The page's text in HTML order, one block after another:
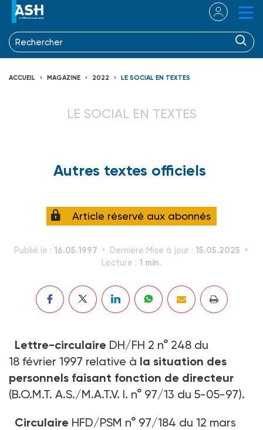
ACCUEIL MAGAZINE 2022 LE SOCIAL EN TEXTES
LE SOCIAL EN TEXTES
Autres textes officiels
Article réservé aux abonnés
Publié le : 16.05.1997 Dernière Mise à jour : 15.05.2025
Lecture : 1 min.
Lettre-circulaire DH/FH 2 n° 248 du
18 février 1997 relative à la situation des
personnels faisant fonction de directeur
(B.O.M.T. A.S./M.A.T.V. I. n° 97/13 du 5-05-97).
Circulaire HFD/PSM n° 97/184 du 12 mars